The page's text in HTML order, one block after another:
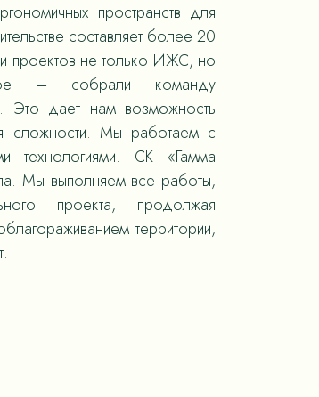
пространств для
составляет более 20
проектов не только ИЖС, но
– собрали команду
Это дает нам возможность
сложности. Мы работаем с
технологиями. СК «Гамма
Мы выполняем все работы,
проекта, продолжая
территории,